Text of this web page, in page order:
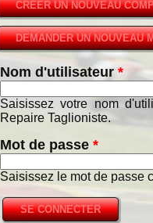
CRÉER UN NOUVEAU
DEMANDER UN NOUVEAU
Nom d'utilisateur *
Saisissez votre nom
Repaire Taglioniste.
Mot de passe *
Saisissez le mot de passe